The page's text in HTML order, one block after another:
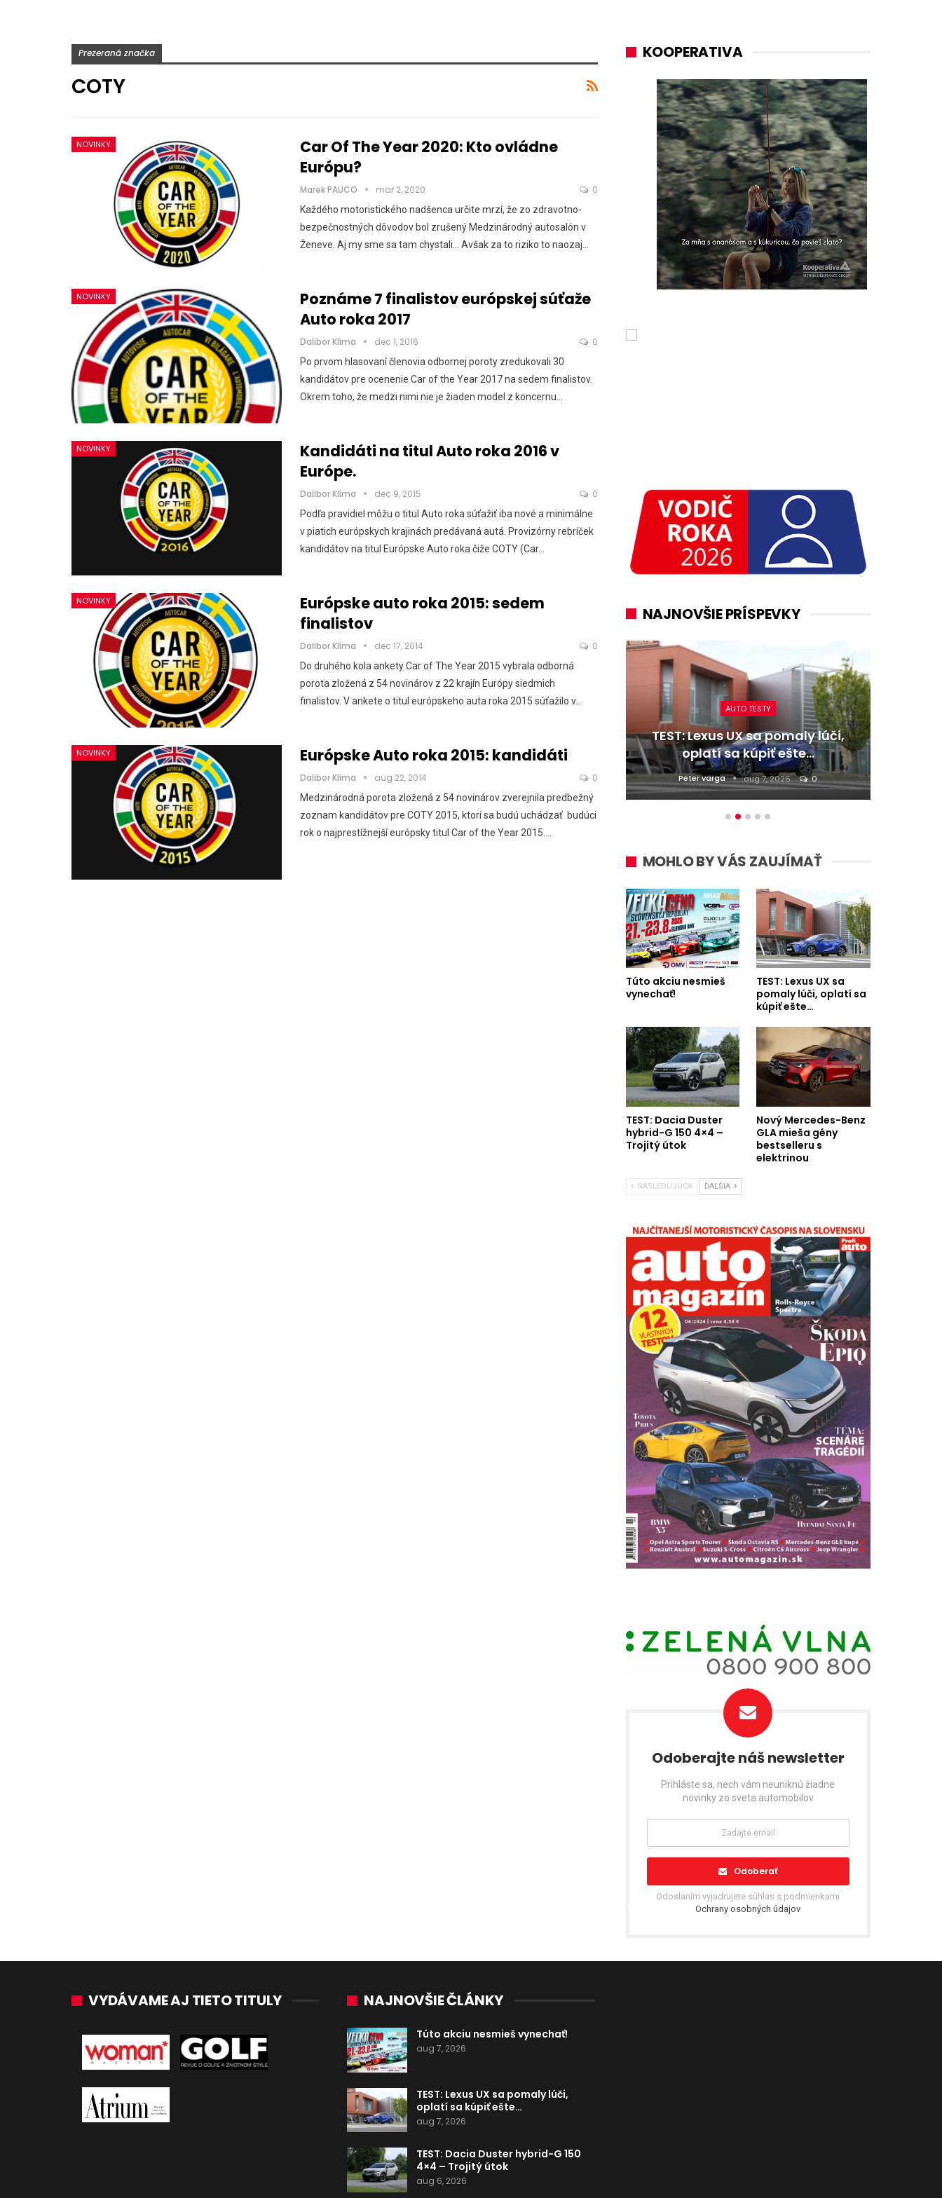
Prezeraná značka
COTY
NOVINKY
Car Of The Year 2020: Kto ovládne
Európu?
Marek PAUCO mar 2, 2020 0
Každého motoristického nadšenca určite mrzí, že zo zdravotno-
bezpečnostných dôvodov bol zrušený Medzinárodný autosalón v
Ženeve. Aj my sme sa tam chystali... Avšak za to riziko to naozaj…
NOVINKY
Poznáme 7 finalistov európskej súťaže
Auto roka 2017
Dalibor Klíma dec 1, 2016 0
Po prvom hlasovaní členovia odbornej poroty zredukovali 30
kandidátov pre ocenenie Car of the Year 2017 na sedem finalistov.
Okrem toho, že medzi nimi nie je žiaden model z koncernu…
NOVINKY
Kandidáti na titul Auto roka 2016 v
Európe.
Dalibor Klíma dec 9, 2015 0
Podľa pravidiel môžu o titul Auto roka súťažiť iba nové a minimálne
v piatich európskych krajinách predávaná autá. Provizórny rebríček
kandidátov na titul Európske Auto roka čiže COTY (Car…
NOVINKY
Európske auto roka 2015: sedem
finalistov
Dalibor Klíma dec 17, 2014 0
Do druhého kola ankety Car of The Year 2015 vybrala odborná
porota zložená z 54 novinárov z 22 krajín Európy siedmich
finalistov. V ankete o titul európskeho auta roka 2015 súťažilo v…
NOVINKY Európske Auto roka 2015: kandidáti
Dalibor Klíma aug 22, 2014 0
Medzinárodná porota zložená z 54 novinárov zverejnila predbežný
zoznam kandidátov pre COTY 2015, ktorí sa budú uchádzať budúci
rok o najprestížnejší európsky titul Car of the Year 2015.…
KOOPERATIVA
NAJNOVŠIE PRÍSPEVKY
NOVINKY
gény bestselleru s elektrinou
Majo Bona júl 31, 2026
Túto akciu nesmieš vynechať!
Majo Bona
AUTO TESTY
TEST: Lexus UX sa pomaly lúči,
oplatí sa kúpiť ešte…
Peter varga aug 7, 2026 0
MOHLO BY VÁS ZAUJÍMAŤ
Túto akciu nesmieš
vynechať!
TEST: Lexus UX sa
pomaly lúči, oplatí sa
kúpiť ešte…
TEST: Dacia Duster
hybrid-G 150 4×4 –
Trojitý útok
Nový Mercedes-Benz
GLA mieša gény
bestselleru s
elektrinou
NÁSLEDUJÚCA ĎALŠIA
Odoberajte náš newsletter
Prihláste sa, nech vám neuniknú žiadne
novinky zo sveta automobilov
Odoberať
Odoslaním vyjadrujete súhlas s podmienkami
Ochrany osobných údajov
VYDÁVAME AJ TIETO TITULY NAJNOVŠIE ČLÁNKY
Túto akciu nesmieš vynechať!
aug 7, 2026
TEST: Lexus UX sa pomaly lúči,
oplatí sa kúpiť ešte…
aug 7, 2026
TEST: Dacia Duster hybrid-G 150
4×4 – Trojitý útok
aug 6, 2026